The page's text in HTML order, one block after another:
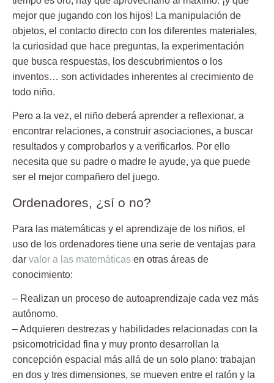
mejor que jugando con los hijos! La manipulación de
objetos, el contacto directo con los diferentes materiales,
la curiosidad que hace preguntas, la experimentación
que busca respuestas, los descubrimientos o los
inventos… son actividades inherentes al crecimiento de
todo niño.
Pero a la vez, el niño deberá aprender a reflexionar, a
encontrar relaciones, a construir asociaciones, a buscar
resultados y comprobarlos y a verificarlos. Por ello
necesita que su padre o madre le ayude, ya que puede
ser el mejor compañero del juego.
Ordenadores, ¿sí o no?
Para las matemáticas y el aprendizaje de los niños, el
uso de los ordenadores tiene una serie de ventajas para
dar valor a las matemáticas en otras áreas de
conocimiento:
– Realizan un proceso de autoaprendizaje cada vez más
autónomo.
– Adquieren destrezas y habilidades relacionadas con la
psicomotricidad fina y muy pronto desarrollan la
concepción espacial más allá de un solo plano: trabajan
en dos y tres dimensiones, se mueven entre el ratón y la